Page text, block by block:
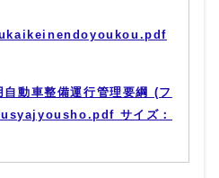
動車整備運行管理要綱 (フ
サイズ：